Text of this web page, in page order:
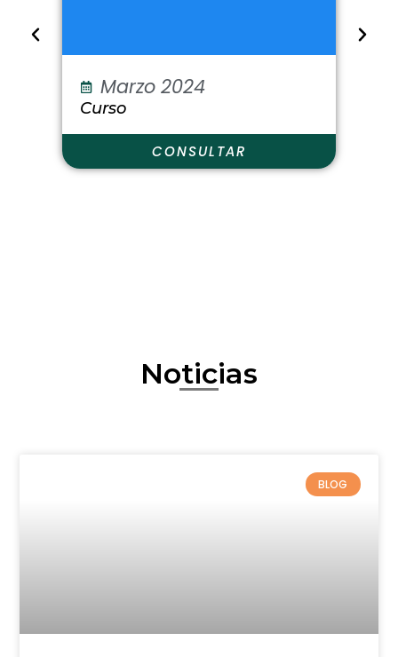
text. Lorem ipsum dolor sit amet
consectetur adipiscing elit dolor
Marzo 2024
Curso
CONSULTAR
Noticias
BLOG